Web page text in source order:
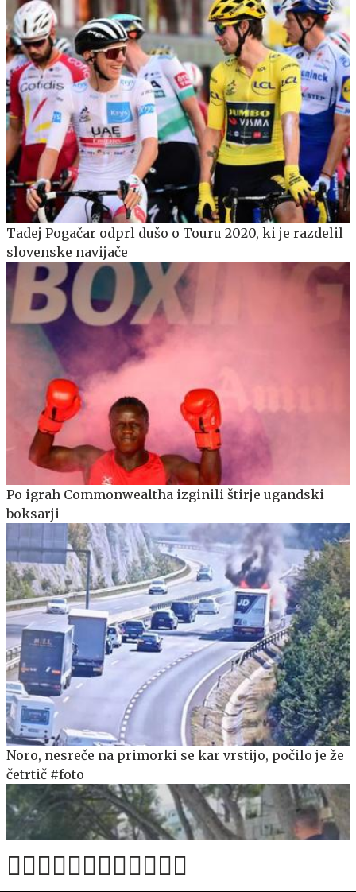
Tadej Pogačar odprl dušo o Touru 2020, ki je razdelil
slovenske navijače
Po igrah Commonwealtha izginili štirje ugandski
boksarji
Noro, nesreče na primorki se kar vrstijo, počilo je že
četrtič #foto